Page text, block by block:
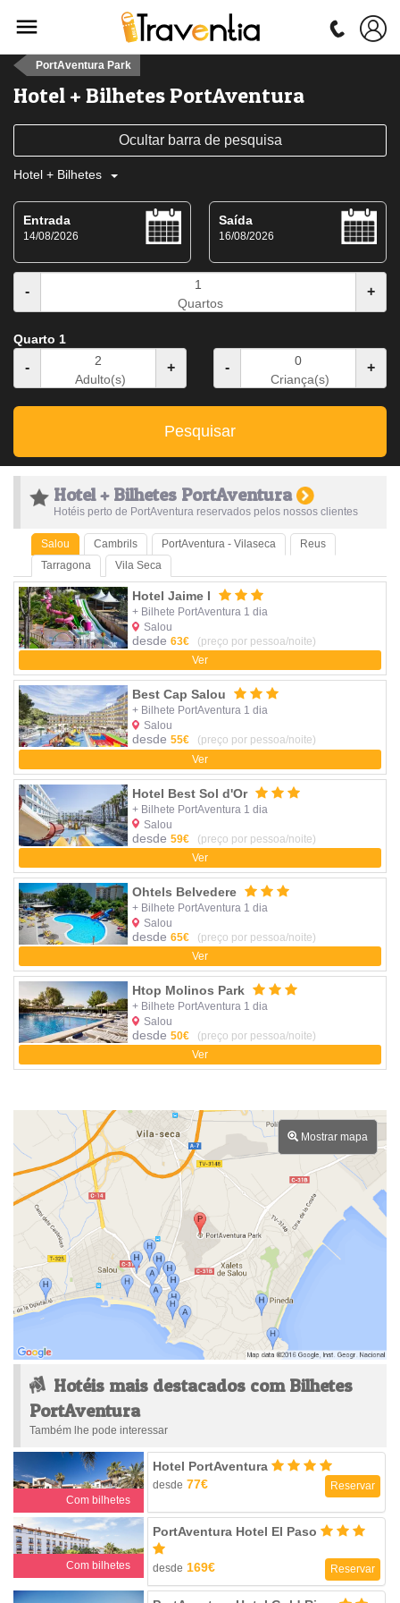
PortAventura Park
Hotel + Bilhetes PortAventura
Ocultar barra de pesquisa
Hotel + Bilhetes
Entrada
14/08/2026
Saída
16/08/2026
-
Quartos
+
Quarto 1
-
Adulto(s)
+ -
Criança(s)
+
Pesquisar
Hotel + Bilhetes PortAventura
Hotéis perto de PortAventura reservados pelos nossos clientes
Salou Cambrils PortAventura - Vilaseca
Reus
Tarragona
Vila Seca
Hotel Jaime I
+ Bilhete PortAventura 1 dia
Salou
desde 63€
(preço por pessoa/noite)
Ver
Best Cap Salou
+ Bilhete PortAventura 1 dia
Salou
desde 55€
(preço por pessoa/noite)
Ver
Hotel Best Sol d'Or
+ Bilhete PortAventura 1 dia
Salou
desde 59€
(preço por pessoa/noite)
Ver
Ohtels Belvedere
+ Bilhete PortAventura 1 dia
Salou
desde 65€
(preço por pessoa/noite)
Ver
Htop Molinos Park
+ Bilhete PortAventura 1 dia
Salou
desde 50€
(preço por pessoa/noite)
Ver
Mostrar mapa
Hotéis mais destacados com Bilhetes
PortAventura
Também lhe pode interessar
Com bilhetes
Hotel PortAventura
desde 77€ Reservar
Com bilhetes
PortAventura Hotel El Paso
desde 169€ Reservar